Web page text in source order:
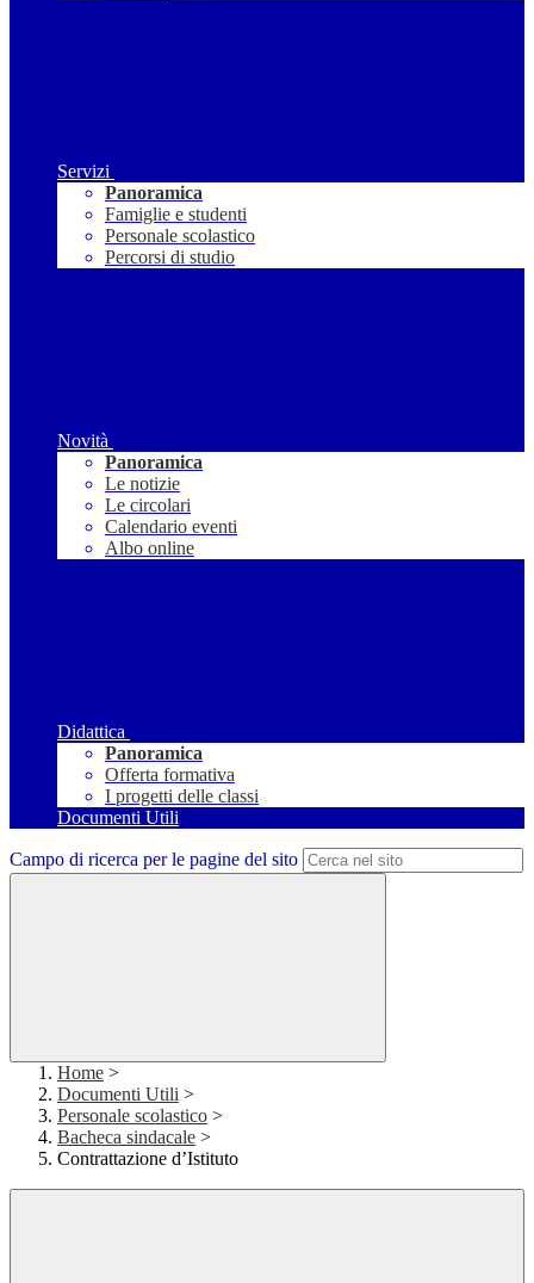
Servizi
Panoramica
Famiglie e studenti
Personale scolastico
Percorsi di studio
Novità
Panoramica
Le notizie
Le circolari
Calendario eventi
Albo online
Didattica
Panoramica
Offerta formativa
I progetti delle classi
Documenti Utili
Campo di ricerca per le pagine del sito
Home >
Documenti Utili >
Personale scolastico >
Bacheca sindacale >
Contrattazione d’Istituto